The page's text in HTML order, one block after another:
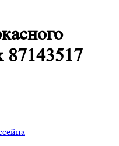
87143517